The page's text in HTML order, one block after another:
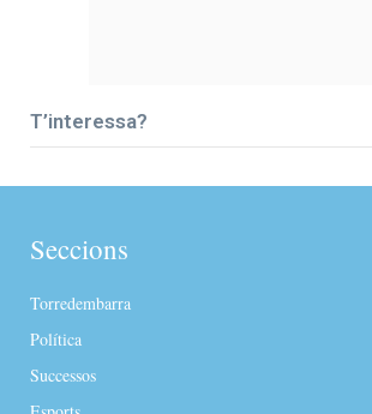
T’interessa?
Seccions
Torredembarra
Política
Successos